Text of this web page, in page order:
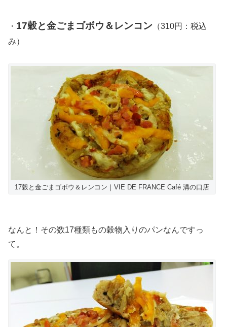
・ 17穀と金ごまゴボウ＆レンコン （310円：税込
み）
17穀と金ごまゴボウ＆レンコン｜VIE DE FRANCE Café 溝の口店
なんと！その数17種類もの穀物入りのパンなんですっ
て。